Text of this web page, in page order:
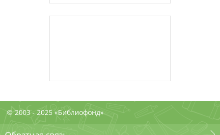
© 2003 - 2025 «Библиофонд»